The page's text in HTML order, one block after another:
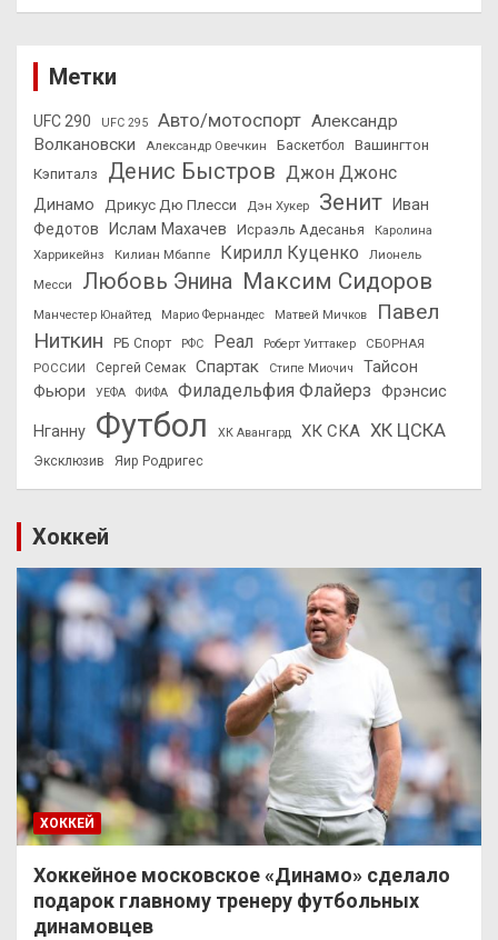
Метки
UFC 290 UFC 295 Авто/мотоспорт Александр
Волкановски
Александр Овечкин Баскетбол
Вашингтон
Кэпиталз
Денис Быстров Джон Джонс
Динамо Дрикус Дю Плесси Дэн Хукер Зенит Иван
Федотов
Ислам Махачев Исраэль Адесанья
Каролина
Харрикейнз
Килиан Мбаппе Кирилл Куценко
Лионель
Месси
Любовь Энина Максим Сидоров
Манчестер Юнайтед Марио Фернандес Матвей Мичков
Павел
Ниткин
РБ Спорт РФС Реал Роберт Уиттакер
СБОРНАЯ
РОССИИ
Сергей Семак Спартак Стипе Миочич
Тайсон
Фьюри
УЕФА ФИФА Филадельфия Флайерз Фрэнсис
Нганну Футбол ХК Авангард ХК СКА ХК ЦСКА
Эксклюзив Яир Родригес
Хоккей
ХОККЕЙ
Хоккейное московское «Динамо» сделало
подарок главному тренеру футбольных
динамовцев